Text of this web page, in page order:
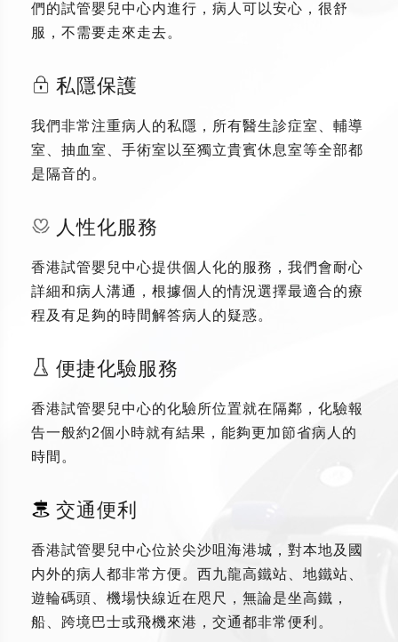
們的試管嬰兒中心内進行，病人可以安心，很舒
服，不需要走來走去。
私隱保護
我們非常注重病人的私隱，所有醫生診症室、輔導
室、抽血室、手術室以至獨立貴賓休息室等全部都
是隔音的。
人性化服務
香港試管嬰兒中心提供個人化的服務，我們會耐心
詳細和病人溝通，根據個人的情況選擇最適合的療
程及有足夠的時間解答病人的疑惑。
便捷化驗服務
香港試管嬰兒中心的化驗所位置就在隔鄰，化驗報
告一般約2個小時就有結果，能夠更加節省病人的
時間。
交通便利
香港試管嬰兒中心位於尖沙咀海港城，對本地及國
内外的病人都非常方便。西九龍高鐵站、地鐵站、
遊輪碼頭、機場快線近在咫尺，無論是坐高鐵，
船、跨境巴士或飛機來港，交通都非常便利。